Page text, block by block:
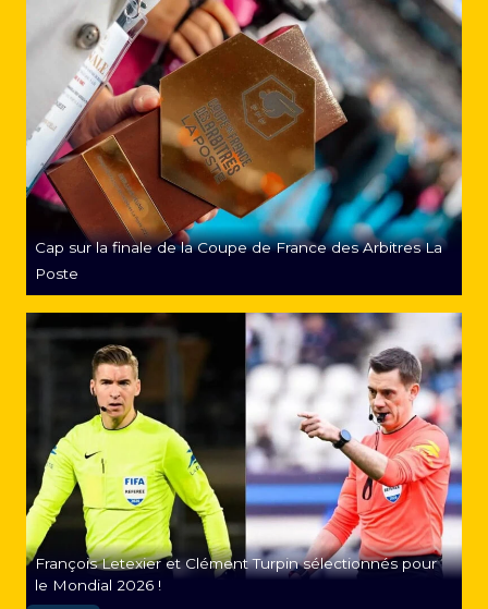
Cap sur la finale de la Coupe de France des Arbitres La
Poste
François Letexier et Clément Turpin sélectionnés pour
le Mondial 2026 !